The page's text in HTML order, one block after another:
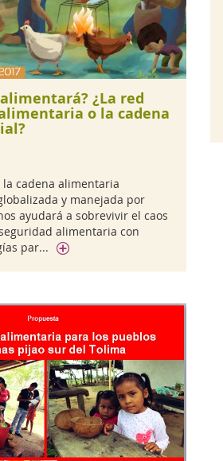
¿La red
o la cadena
la cadena alimentaria
y manejada por
ayudará a sobrevivir el caos
alimentaria con
par...